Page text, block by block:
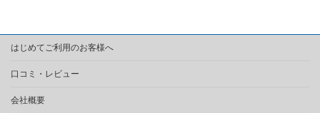
の
ペ
ー
ジ
ジ
ジ
はじめてご利用のお客様へ
口コミ・レビュー
会社概要